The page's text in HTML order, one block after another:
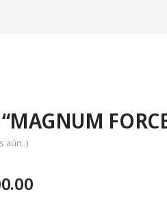
aún. )
Price